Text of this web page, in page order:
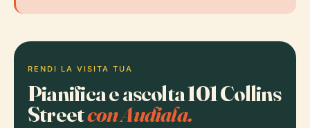
RENDI LA VISITA TUA
Pianifica e ascolta 101 Collins
Streetcon Audiala.